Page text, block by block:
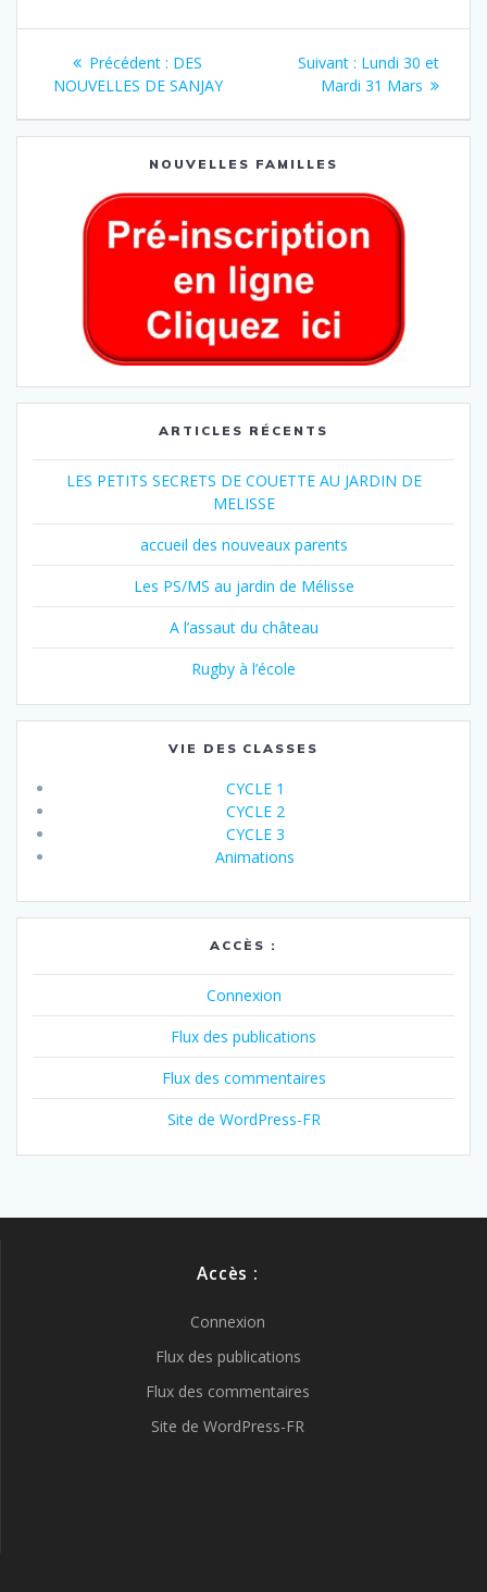
Précédent : DES
NOUVELLES DE SANJAY
Suivant : Lundi 30 et
Mardi 31 Mars
NOUVELLES FAMILLES
ARTICLES RÉCENTS
LES PETITS SECRETS DE COUETTE AU JARDIN DE
MELISSE
accueil des nouveaux parents
Les PS/MS au jardin de Mélisse
A l’assaut du château
Rugby à l’école
VIE DES CLASSES
CYCLE 1
CYCLE 2
CYCLE 3
Animations
ACCÈS :
Connexion
Flux des publications
Flux des commentaires
Site de WordPress-FR
Accès :
Connexion
Flux des publications
Flux des commentaires
Site de WordPress-FR